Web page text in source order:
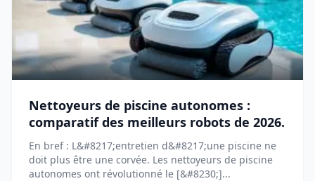
Nettoyeurs de piscine autonomes :
comparatif des meilleurs robots de 2026.
En bref : L&#8217;entretien d&#8217;une piscine ne
doit plus être une corvée. Les nettoyeurs de piscine
autonomes ont révolutionné le [&#8230;]...